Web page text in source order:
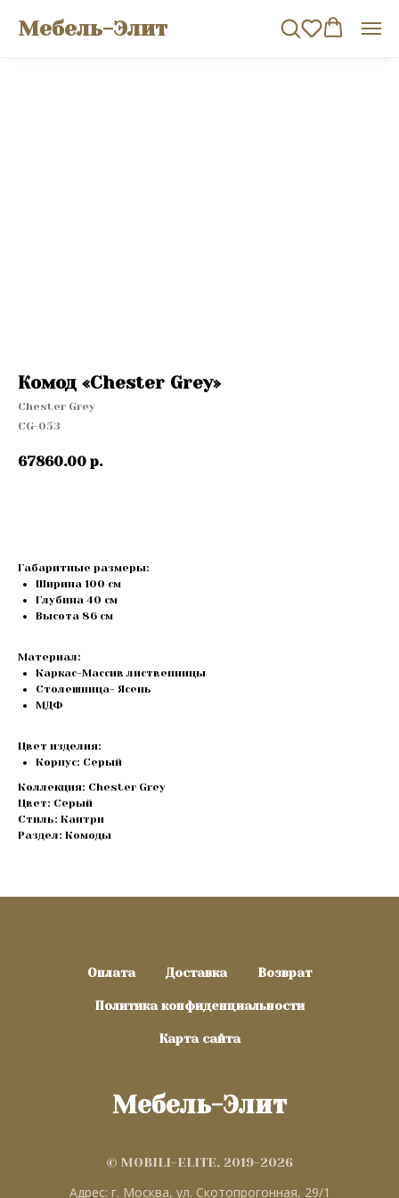
Мебель-Элит
Комод «Chester Grey»
Chester Grey
CG-053
67860.00 р.
Габаритные размеры:
Ширина 100 см
Глубина 40 см
Высота 86 см
Материал:
Каркас-Массив лиственницы
Cтолешница- Ясень
МДФ
Цвет изделия:
Корпус: Серый
Коллекция: Chester Grey
Цвет: Серый
Стиль: Кантри
Раздел: Комоды
Оплата Доставка Возврат
Политика конфиденциальности
Карта сайта
Мебель-Элит
© MOBILI-ELITE, 2019-2026
Адрес: г. Москва, ул. Скотопрогонная, 29/1